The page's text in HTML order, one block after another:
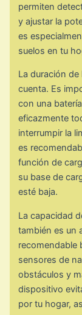
permiten
y ajustar la
es
suelos en tu
La duración
cuenta. Es
con una
eficazmente
interrumpir la
es
función de
su base de
esté baja.
La capacidad
también es un
recomendable
sensores de
obstáculos y
dispositivo
por tu hogar,